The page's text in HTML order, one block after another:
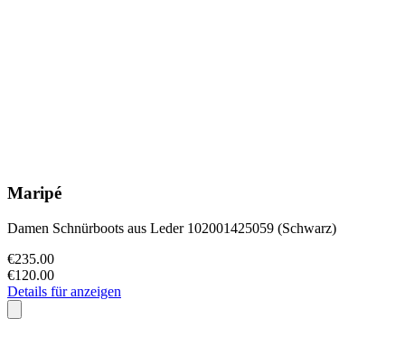
Maripé
Damen Schnürboots aus Leder 102001425059 (Schwarz)
€235.00
€120.00
Details für anzeigen